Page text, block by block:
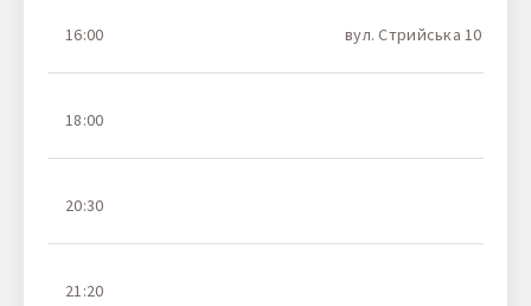
16:00 вул. Стрийська
18:00
20:30
21:20